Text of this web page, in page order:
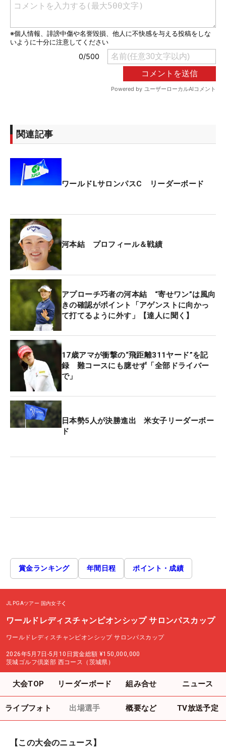
関連記事
ワールドLサロンパスC リーダーボード
河本結 プロフィール＆戦績
アプローチ巧者の河本結 “寄せワン”は風向
きの確認がポイント「アゲンストに向かっ
て打てるように外す」【達人に聞く】
17歳アマが衝撃の“飛距離311ヤード”を記
録 難コースにも臆せず「全部ドライバー
で」
日本勢5人が決勝進出 米女子リーダーボー
ド
賞金ランキング 年間日程 ポイント・成績
JLPGAツアー 国内女子
ワールドレディスチャンピオンシップ サロンパスカップ
ワールドレディスチャンピオンシップ サロンパスカップ
2026年5月7日-5月10日賞金総額 ¥150,000,000
茨城ゴルフ倶楽部 西コース（茨城県）
大会TOP リーダーボード 組み合せ ニュース
ライブフォト 出場選手 概要など TV放送予定
【この大会のニュース】